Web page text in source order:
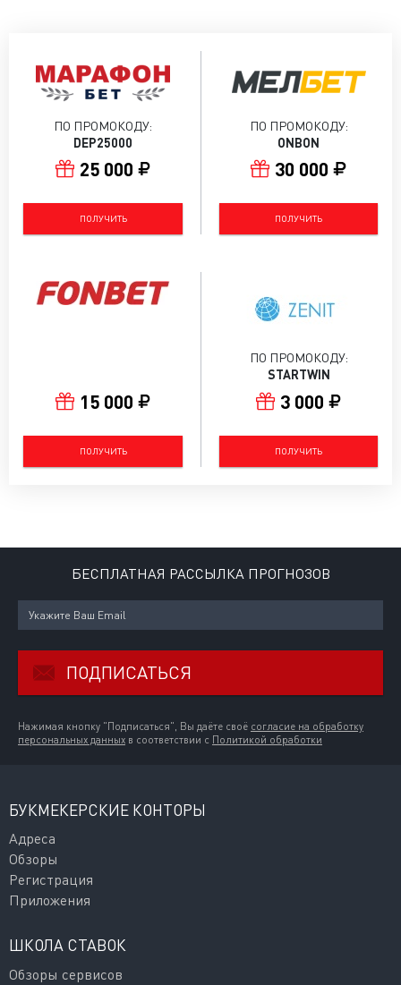
ПО ПРОМОКОДУ:
DEP25000
25 000
ПОЛУЧИТЬ
ПО ПРОМОКОДУ:
ONBON
30 000
ПОЛУЧИТЬ
15 000
ПОЛУЧИТЬ
ПО ПРОМОКОДУ:
STARTWIN
3 000
ПОЛУЧИТЬ
БЕСПЛАТНАЯ РАССЫЛКА ПРОГНОЗОВ
ПОДПИСАТЬСЯ
Нажимая кнопку "Подписаться", Вы даёте своё согласие на обработку
персональных данных в соответствии с Политикой обработки
БУКМЕКЕРСКИЕ КОНТОРЫ
Адреса
Обзоры
Регистрация
Приложения
ШКОЛА СТАВОК
Обзоры сервисов